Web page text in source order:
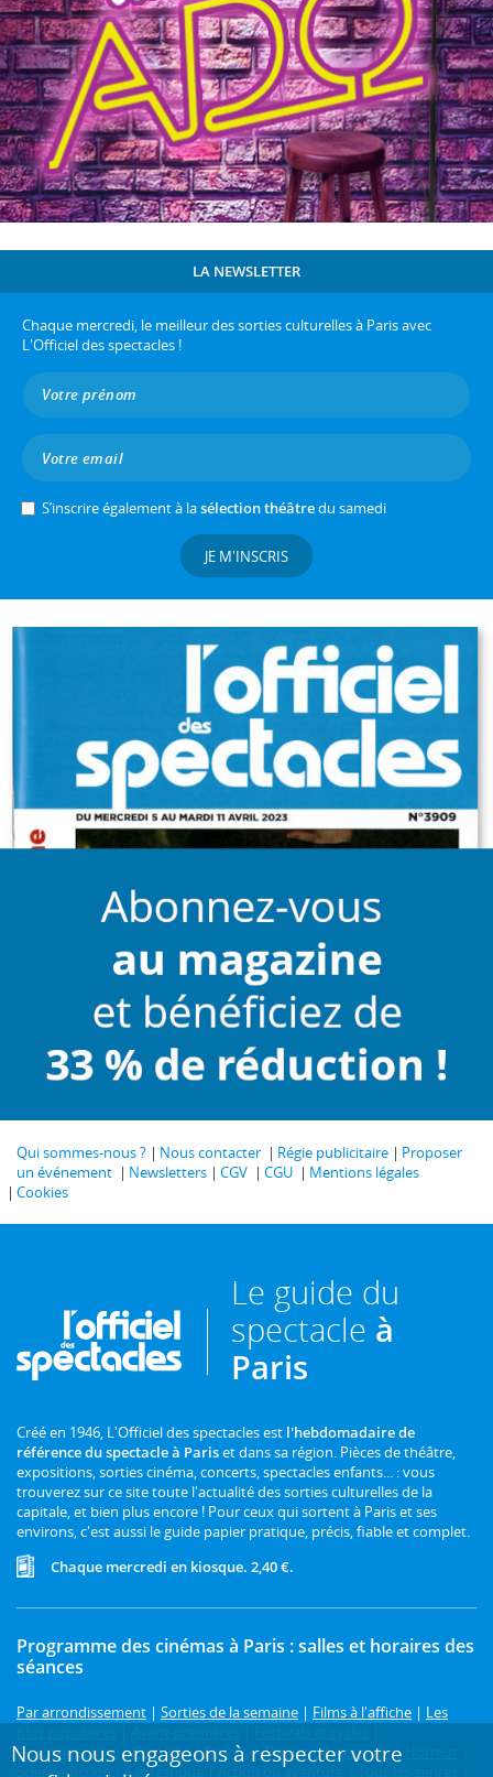
LA NEWSLETTER
Chaque mercredi, le meilleur des sorties culturelles à Paris avec
L'Officiel des spectacles !
S’inscrire également à lasélection théâtredu samedi
JE M'INSCRIS
Qui sommes-nous ? Nous contacter Régie publicitaire
Proposer
un événement
Newsletters CGV CGU
Mentions légales
Cookies
Le guide du
spectacle à
Paris
Créé en 1946, L'Officiel des spectacles est l'hebdomadaire de
référence du spectacle à Pariset dans sa région. Pièces de théâtre,
expositions, sorties cinéma, concerts, spectacles enfants... : vous
trouverez sur ce site toute l'actualité des sorties culturelles de la
capitale, et bien plus encore ! Pour ceux qui sortent à Paris et ses
environs, c'est aussi le guide papier pratique, précis, fiable et complet.
Chaque mercredi en kiosque. 2,40 €.
Programme des cinémas à Paris : salles et horaires des
séances
Par arrondissement | Sorties de la semaine | Films à l'affiche | Les
Prochainement |Comédie|Drame |Thriller|Animation|
Science-fiction
|Fantastique Action ou aventure
Nous nous engageons à respecter votre